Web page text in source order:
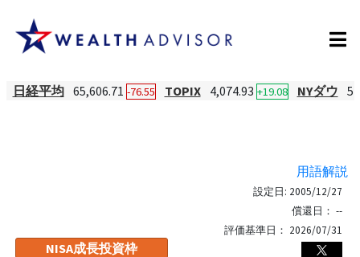
日経平均 65,606.71 -76.55 TOPIX 4,074.93 +19.08 NYダウ
用語解説
NISA成長投資枠
設定日: 2005/12/27
償還日： --
評価基準日： 2026/07/31